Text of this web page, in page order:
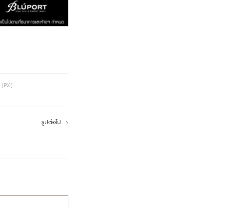
(PX)
รูปต่อไป →